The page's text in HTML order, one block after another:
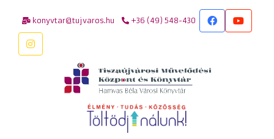
konyvtar@tujvaros.hu +36 (49) 548-430